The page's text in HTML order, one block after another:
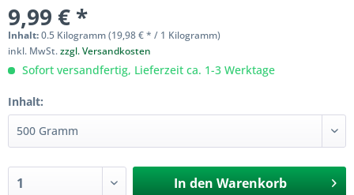
9,99 € *
Inhalt:0.5 Kilogramm (19,98 € * / 1 Kilogramm)
inkl. MwSt.zzgl. Versandkosten
Sofort versandfertig, Lieferzeit ca. 1-3 Werktage
Inhalt:
In den Warenkorb